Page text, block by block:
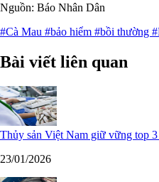
Nguồn: Báo Nhân Dân
#Cà Mau #bảo hiểm #bồi thường
Bài viết liên quan
Thủy sản Việt Nam giữ vững top
23/01/2026